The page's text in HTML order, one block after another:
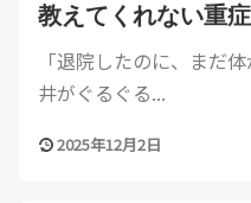
教えてくれない重
「退院したのに、まだ
井がぐるぐる...
2025年12月2日